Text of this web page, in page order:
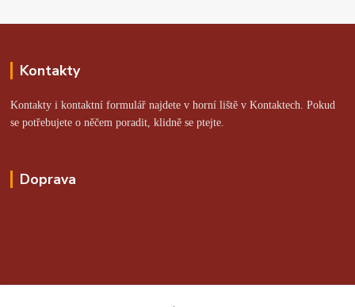
Kontakty
Kontakty i kontaktní formulář najdete v horní liště v Kontaktech. Pokud
se potřebujete o něčem poradit, klidně se ptejte.
Doprava